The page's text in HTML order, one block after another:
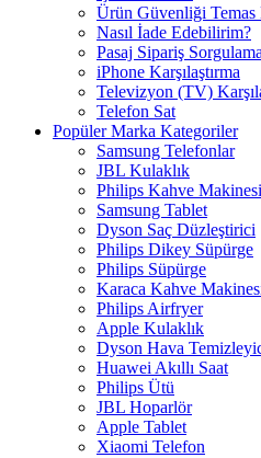
Ürün Güvenliği Temas
Nasıl İade Edebilirim?
Pasaj Sipariş Sorgulama
iPhone Karşılaştırma
Televizyon (TV)
Telefon Sat
Popüler Marka Kategoriler
Samsung Telefonlar
JBL Kulaklık
Philips Kahve Makinesi
Samsung Tablet
Dyson Saç Düzleştirici
Philips Dikey Süpürge
Philips Süpürge
Karaca Kahve
Philips Airfryer
Apple Kulaklık
Dyson Hava
Huawei Akıllı Saat
Philips Ütü
JBL Hoparlör
Apple Tablet
Xiaomi Telefon